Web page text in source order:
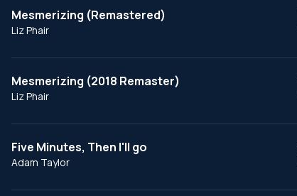
Mesmerizing (Remastered)
Liz Phair
Mesmerizing (2018 Remaster)
Liz Phair
Five Minutes, Then I'll go
Adam Taylor